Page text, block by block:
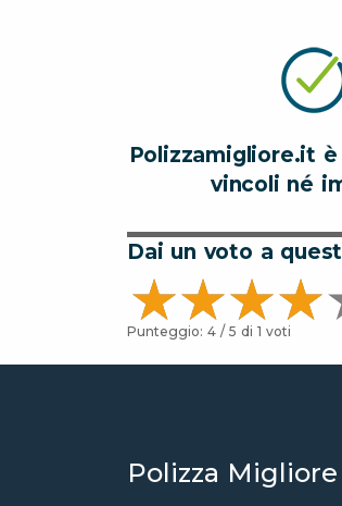
Polizzamigliore.it
vincoli né
Dai un voto a
Punteggio: 4 / 5 di 1 voti
Polizza Migliore